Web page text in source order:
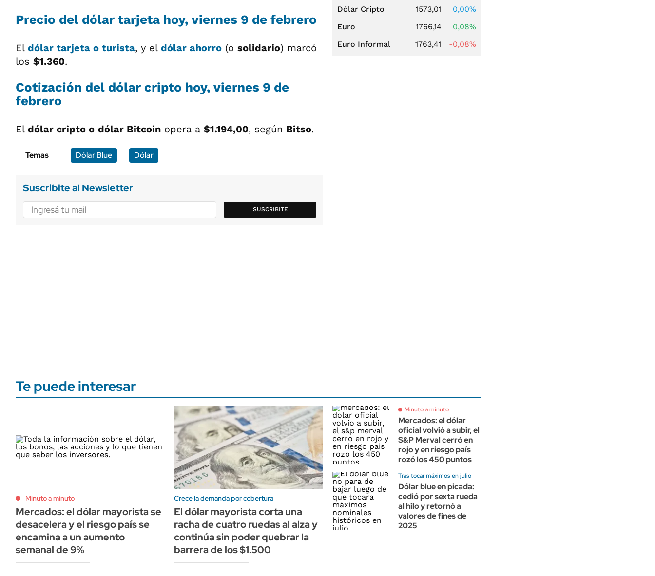
Precio del dólar tarjeta hoy, viernes 9 de febrero
El dólar tarjeta o turista, y el dólar ahorro (o solidario) marcó
los $1.360.
Cotización del dólar cripto hoy, viernes 9 de
febrero
El dólar cripto o dólar Bitcoin opera a $1.194,00, según Bitso.
Temas Dólar Blue Dólar
Suscribite al Newsletter
SUSCRIBITE
Dólar Cripto 1573,01
0,00%
Euro
1766,14
0,08%
Euro Informal
1763,41 -0,08%
Te puede interesar
Minuto a minuto
Mercados: el dólar mayorista se
desacelera y el riesgo país se
encamina a un aumento
semanal de 9%
Crece la demanda por cobertura
El dólar mayorista corta una
racha de cuatro ruedas al alza y
continúa sin poder quebrar la
barrera de los $1.500
Minuto a minuto
Mercados: el dólar
oficial volvió a subir, el
S&P Merval cerró en
rojo y en riesgo país
rozó los 450 puntos
Tras tocar máximos en julio
Dólar blue en picada:
cedió por sexta rueda
al hilo y retornó a
valores de fines de
2025